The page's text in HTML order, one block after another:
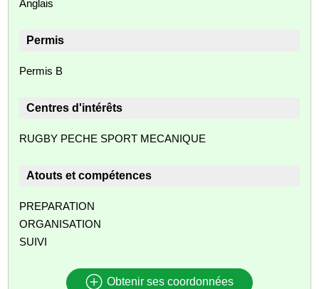
Anglais
Permis
Permis B
Centres d'intérêts
RUGBY PECHE SPORT MECANIQUE
Atouts et compétences
PREPARATION
ORGANISATION
SUIVI
Obtenir ses coordonnées